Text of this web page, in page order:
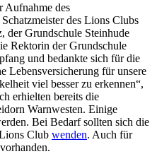
Aufnahme des
des Lions Clubs
der Grundschule Steinhude
Rektorin der Grundschule
und bedankte sich für die
Lebensversicherung für unsere
viel besser zu erkennen“,
erhielten bereits die
Warnwesten. Einige
Bei Bedarf sollten sich die
Club wenden. Auch für